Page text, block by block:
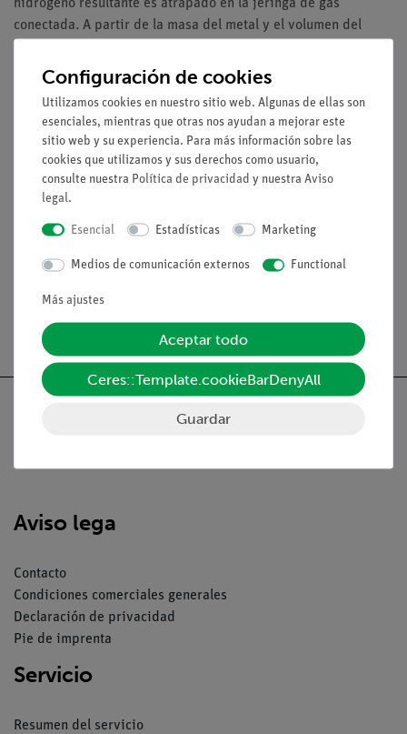
hidrógeno resultante es atrapado en la jeringa de gas
conectada. A partir de la masa del metal y el volumen del
La reacción también puede ser utilizada para analizar la
valencia de los metales.
Volumen de suministro
Envío gratuito a partir de 300,- €.
Aviso lega
Contacto
Condiciones comerciales generales
Declaración de privacidad
Pie de imprenta
Servicio
Resumen del servicio
Configuración de cookies
Utilizamos cookies en nuestro sitio web. Algunas de ellas son
esenciales, mientras que otras nos ayudan a mejorar este
sitio web y su experiencia. Para más información sobre las
cookies que utilizamos y sus derechos como usuario,
consulte nuestra Política de privacidad y nuestra Aviso
legal.
Esencial Estadísticas Marketing
Medios de comunicación externos Functional
Más ajustes
Aceptar todo
Ceres::Template.cookieBarDenyAll
Guardar